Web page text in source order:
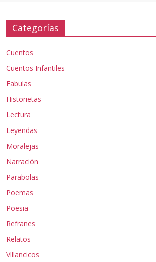
Categorías
Cuentos
Cuentos Infantiles
Fabulas
Historietas
Lectura
Leyendas
Moralejas
Narración
Parabolas
Poemas
Poesia
Refranes
Relatos
Villancicos